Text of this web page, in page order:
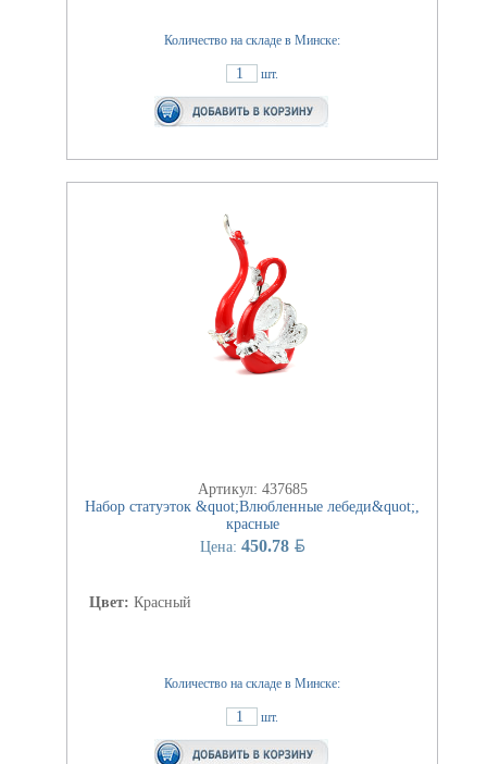
Количество на складе в Минске:
1 шт.
Артикул: 437685
Набор статуэток &quot;Влюбленные лебеди&quot;,
красные
Цена: 450.78 BYN
Цвет: Красный
Количество на складе в Минске:
1 шт.